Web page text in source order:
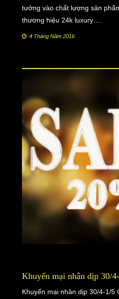
tưởng vào chất lượng sản
thương hiệu 24k luxury….
4 Tháng Năm 2016
Khuyến mại nhân dịp 30/
Khuyến mại nhân dịp 30/4-1/5